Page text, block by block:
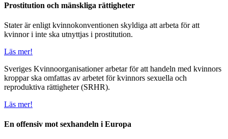
Prostitution och mänskliga rättigheter
Stater är enligt kvinnokonventionen skyldiga att arbeta för att
kvinnor i inte ska utnyttjas i prostitution.
Läs mer!
Sveriges Kvinnoorganisationer arbetar för att handeln med kvinnors
kroppar ska omfattas av arbetet för kvinnors sexuella och
reproduktiva rättigheter (SRHR).
Läs mer!
En offensiv mot sexhandeln i Europa